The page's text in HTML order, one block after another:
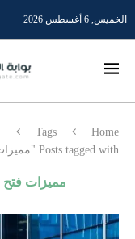
الخميس, 6 أغسطس 2026
Home
Tags
Posts tagged with "مميزات فتح حساب في بنك التجارى الدولى"
مميزات